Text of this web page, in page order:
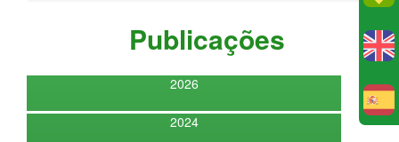
Publicações
2026
2024